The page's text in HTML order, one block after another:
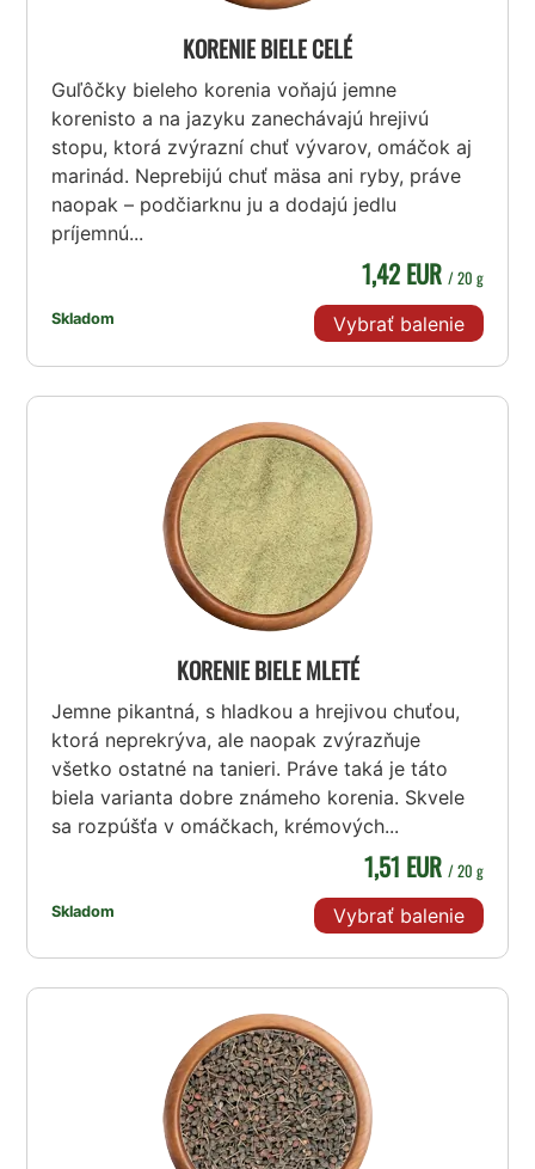
KORENIE BIELE CELÉ
Guľôčky bieleho korenia voňajú jemne
korenisto a na jazyku zanechávajú hrejivú
stopu, ktorá zvýrazní chuť vývarov, omáčok aj
marinád. Neprebijú chuť mäsa ani ryby, práve
naopak – podčiarknu ju a dodajú jedlu
príjemnú...
Skladom
1,42 EUR / 20 g
Vybrať balenie
KORENIE BIELE MLETÉ
Jemne pikantná, s hladkou a hrejivou chuťou,
ktorá neprekrýva, ale naopak zvýrazňuje
všetko ostatné na tanieri. Práve taká je táto
biela varianta dobre známeho korenia. Skvele
sa rozpúšťa v omáčkach, krémových...
Skladom
1,51 EUR / 20 g
Vybrať balenie